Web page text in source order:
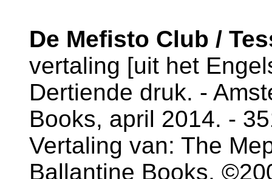
De Mefisto Club /
vertaling [uit het
Dertiende druk. -
Books, april 2014. -
Vertaling van: The
Ballantine Books,